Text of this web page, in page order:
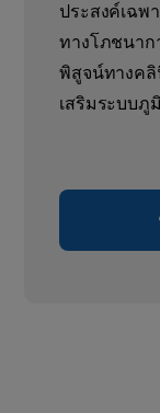
ประสงค์เฉพ
ทางโภชนาก
พิสูจน์ทางคลิ
เสริมระบบภู